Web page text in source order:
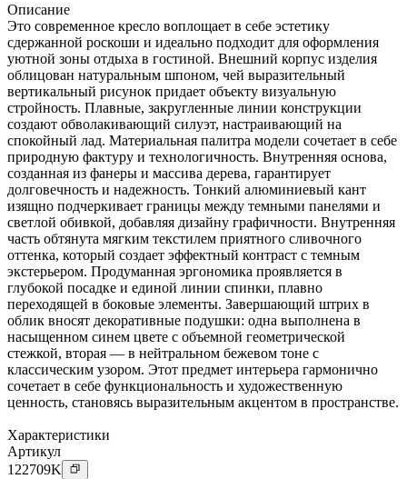
Описание
Это современное кресло воплощает в себе эстетику
сдержанной роскоши и идеально подходит для оформления
уютной зоны отдыха в гостиной. Внешний корпус изделия
облицован натуральным шпоном, чей выразительный
вертикальный рисунок придает объекту визуальную
стройность. Плавные, закругленные линии конструкции
создают обволакивающий силуэт, настраивающий на
спокойный лад. Материальная палитра модели сочетает в себе
природную фактуру и технологичность. Внутренняя основа,
созданная из фанеры и массива дерева, гарантирует
долговечность и надежность. Тонкий алюминиевый кант
изящно подчеркивает границы между темными панелями и
светлой обивкой, добавляя дизайну графичности. Внутренняя
часть обтянута мягким текстилем приятного сливочного
оттенка, который создает эффектный контраст с темным
экстерьером. Продуманная эргономика проявляется в
глубокой посадке и единой линии спинки, плавно
переходящей в боковые элементы. Завершающий штрих в
облик вносят декоративные подушки: одна выполнена в
насыщенном синем цвете с объемной геометрической
стежкой, вторая — в нейтральном бежевом тоне с
классическим узором. Этот предмет интерьера гармонично
сочетает в себе функциональность и художественную
ценность, становясь выразительным акцентом в пространстве.
Характеристики
Артикул
122709K